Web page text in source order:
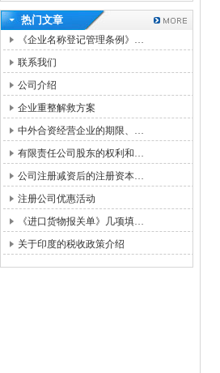
热门文章
《企业名称登记管理条例》…
联系我们
公司介绍
企业重整解救方案
中外合资经营企业的期限、…
有限责任公司股东的权利和…
公司注册减资后的注册资本…
注册公司优惠活动
《进口货物报关单》几项填…
关于印度的税收政策介绍